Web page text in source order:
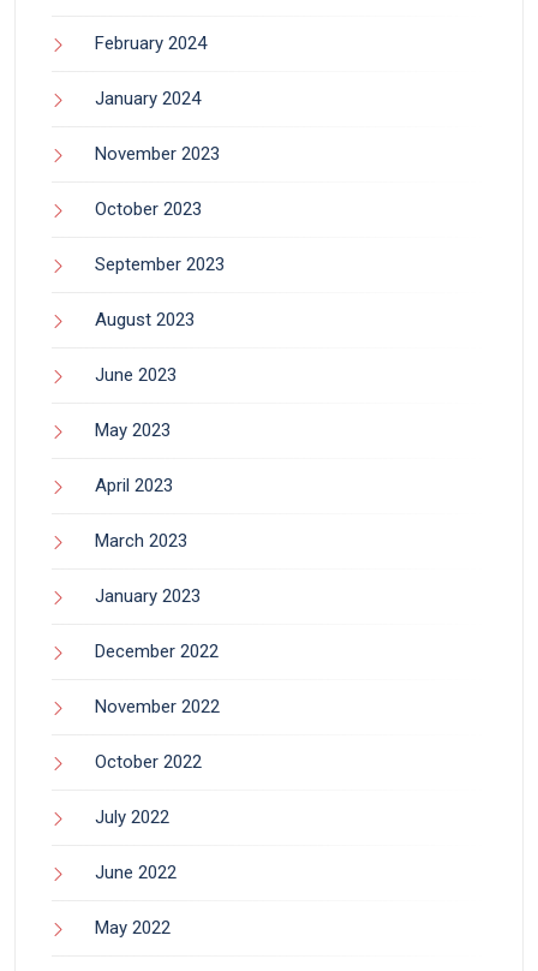
February 2024
January 2024
November 2023
October 2023
September 2023
August 2023
June 2023
May 2023
April 2023
March 2023
January 2023
December 2022
November 2022
October 2022
July 2022
June 2022
May 2022